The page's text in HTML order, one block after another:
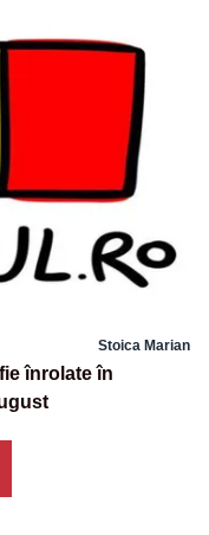
Stoica Marian
înrolate în